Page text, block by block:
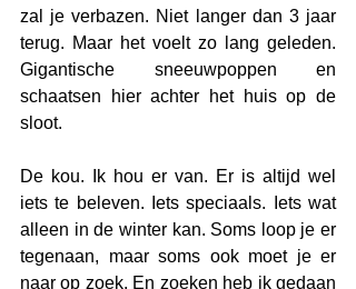
zal je verbazen. Niet langer dan 3 jaar
terug. Maar het voelt zo lang geleden.
Gigantische sneeuwpoppen en
schaatsen hier achter het huis op de
sloot.
De kou. Ik hou er van. Er is altijd wel
iets te beleven. Iets speciaals. Iets wat
alleen in de winter kan. Soms loop je er
tegenaan, maar soms ook moet je er
naar op zoek. En zoeken heb ik gedaan